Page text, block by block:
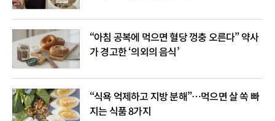
“아침 공복에 먹으면 혈당 껑충 오른다” 약사
가 경고한 ‘의외의 음식’
“식욕 억제하고 지방 분해”…먹으면 살 쏙 빠
지는 식품 8가지